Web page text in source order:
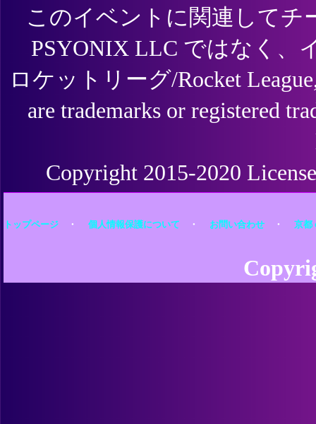
このイベントに関連してチ
PSYONIX LLC ではなく、
ロケットリーグ/Rocket
are trademarks or registered
Copyright 2015-2020
トップページ ・ 個人情報保護について ・ お問い合わせ ・ 京都